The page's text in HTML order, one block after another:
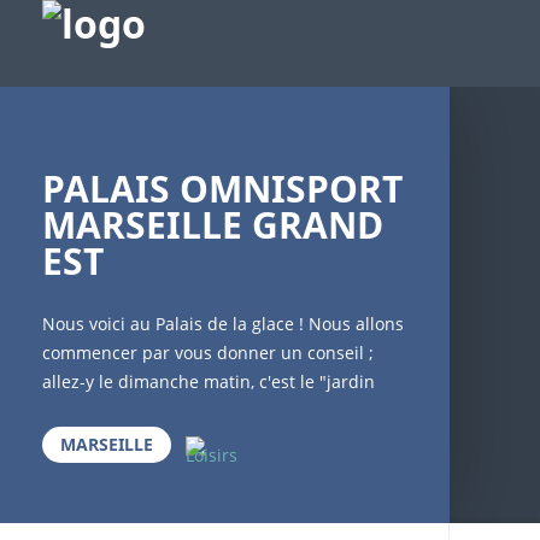
PALAIS OMNISPORT
MARSEILLE GRAND
EST
Nous voici au Palais de la glace ! Nous allons
commencer par vous donner un conseil ;
allez-y le dimanche matin, c'est le "jardin
dire aux familles avec enfants de moins de
12 ans. Ce jour là, de 10h à midi, un espace
tranquillement entre vous, les enfants qui
MARSEILLE